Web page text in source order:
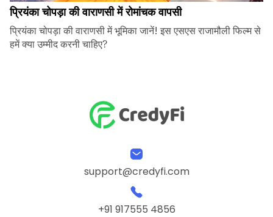
प्रियंका चोपड़ा की वाराणसी में रोमांचक वापसी
प्रियंका चोपड़ा की वाराणसी में भूमिका जानें! इस एसएस राजामौली फिल्म से
हमें क्या उम्मीद करनी चाहिए?
support@credyfi.com
+91 917555 4856